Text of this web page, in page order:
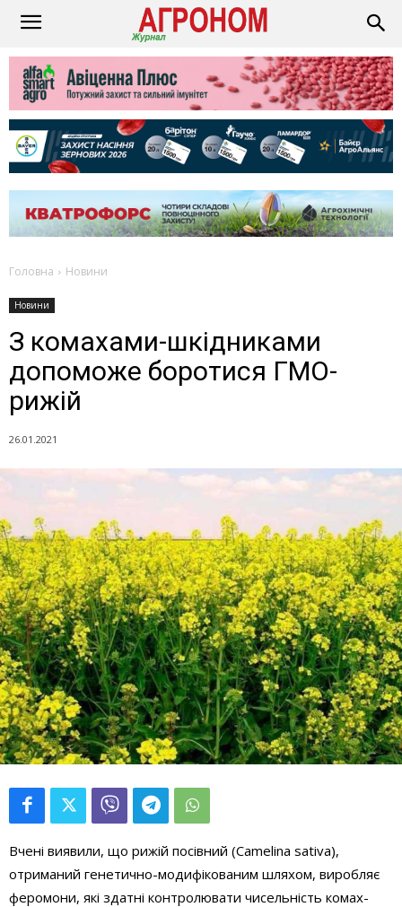
Головна Новини
Новини
З комахами-шкідниками
допоможе боротися ГМО-
рижій
26.01.2021
Вчені виявили, що рижій посівний (Camelina sativa),
отриманий генетично-модифікованим шляхом, виробляє
феромони, які здатні контролювати чисельність комах-